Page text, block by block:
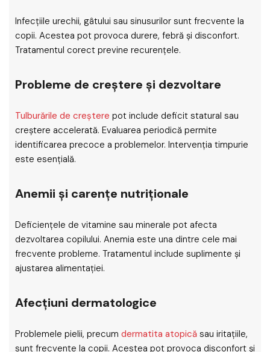
Infecțiile urechii, gâtului sau sinusurilor sunt frecvente la
copii. Acestea pot provoca durere, febră și disconfort.
Tratamentul corect previne recurențele.
Probleme de creștere și dezvoltare
Tulburările de creștere pot include deficit statural sau
creștere accelerată. Evaluarea periodică permite
identificarea precoce a problemelor. Intervenția timpurie
este esențială.
Anemii și carențe nutriționale
Deficiențele de vitamine sau minerale pot afecta
dezvoltarea copilului. Anemia este una dintre cele mai
frecvente probleme. Tratamentul include suplimente și
ajustarea alimentației.
Afecțiuni dermatologice
Problemele pielii, precum dermatita atopică sau iritațiile,
sunt frecvente la copii. Acestea pot provoca disconfort și